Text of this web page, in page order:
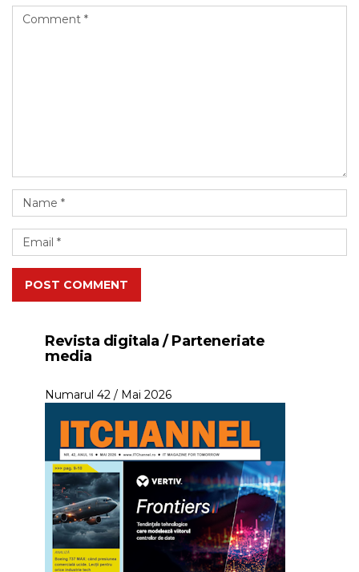
POST COMMENT
Revista digitala / Parteneriate
media
Numarul 42 / Mai 2026